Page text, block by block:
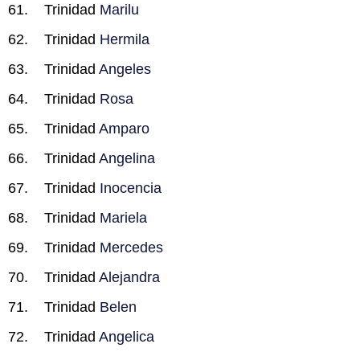
Trinidad Marilu
Trinidad Hermila
Trinidad Angeles
Trinidad Rosa
Trinidad Amparo
Trinidad Angelina
Trinidad Inocencia
Trinidad Mariela
Trinidad Mercedes
Trinidad Alejandra
Trinidad Belen
Trinidad Angelica